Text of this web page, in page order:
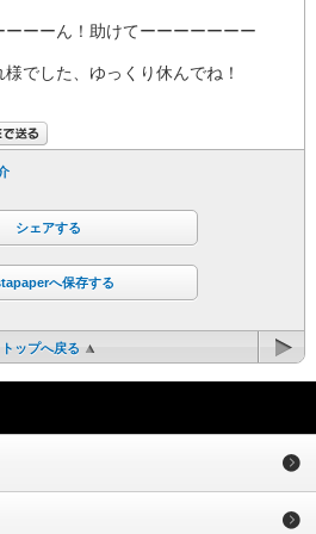
ーーん！助けてーーーーーーー
でした、ゆっくり休んでね！
シェアする
へ保存する
トップへ戻る